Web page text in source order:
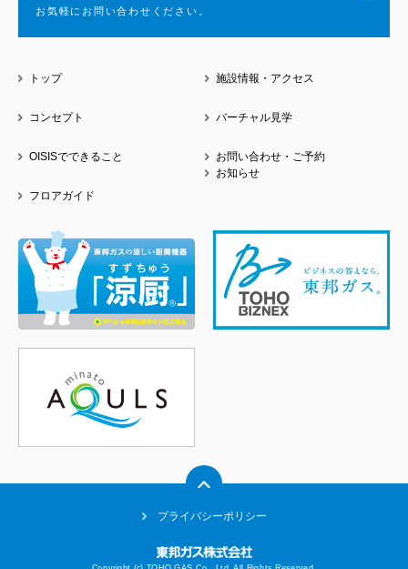
お気軽にお問い合わせください。
トップ
コンセプト
OISISでできること
フロアガイド
施設情報・アクセス
バーチャル見学
お問い合わせ・ご予約
お知らせ
プライバシーポリシー